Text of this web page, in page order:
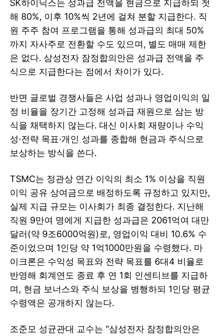
SK하이닉스는 성과급 전액을 현금으로 지급하되 첫
해 80%, 이후 10%씩 2년에 걸쳐 분할 지급한다. 직
원 주주 참여 프로그램을 통해 성과급의 최대 50%
까지 자사주로 전환할 수도 있으며, 별도 매매 제한
은 없다. 삼성전자 잠정합의안은 성과급 전액을 주
식으로 지급한다는 점에서 차이가 있다.
반면 글로벌 경쟁사들은 사업 성과나 영업이익의 일
정 비율을 장기간 고정해 성과급 재원으로 삼는 방
식을 채택하지 않는다. 대신 이사회 재량이나 수익
성·전략 목표·개인 성과를 종합해 현금과 주식으로
보상하는 방식을 쓴다.
TSMC는 정관상 연간 이익의 최소 1% 이상을 직원
이익 공유 상여금으로 배정하도록 규정하고 있지만,
실제 지급 규모는 이사회가 최종 결정한다. 지난해
직원 9만여 명에게 지급한 성과급은 2061억여 대만
달러(약 9조6000억원)로, 영업이익 대비 10.6% 수
준이었으며 1인당 약 1억1000만원을 수령했다. 마
이크론은 수익성 목표와 전략 목표를 6대4 비율로
반영해 회계연도 종료 후 연 1회 인센티브를 지급하
며, 현금 보너스와 주식 보상을 병행하되 1인당 평균
수령액은 공개하지 않는다.
조준모 성균관대 교수는 "삼성전자 잠정합의안은